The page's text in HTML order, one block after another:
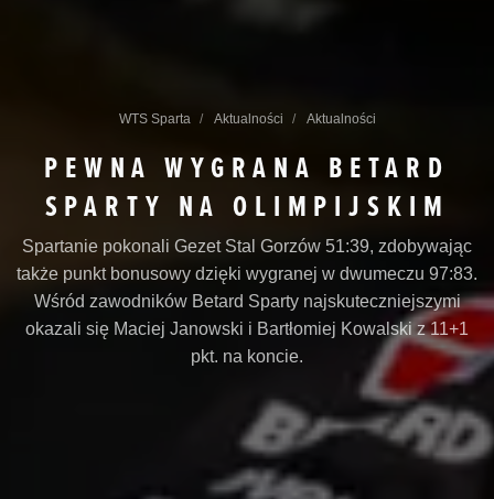
WTS Sparta Aktualności Aktualności
PEWNA WYGRANA BETARD
SPARTY NA OLIMPIJSKIM
Spartanie pokonali Gezet Stal Gorzów 51:39, zdobywając
także punkt bonusowy dzięki wygranej w dwumeczu 97:83.
Wśród zawodników Betard Sparty najskuteczniejszymi
okazali się Maciej Janowski i Bartłomiej Kowalski z 11+1
pkt. na koncie.